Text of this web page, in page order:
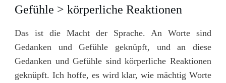
Gefühle > körperliche Reaktionen
Das ist die Macht der Sprache. An Worte sind
Gedanken und Gefühle geknüpft, und an diese
Gedanken und Gefühle sind körperliche Reaktionen
geknüpft. Ich hoffe, es wird klar, wie mächtig Worte